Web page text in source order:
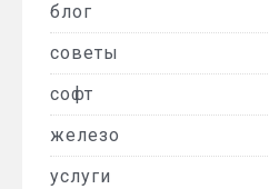
блог
советы
софт
железо
услуги